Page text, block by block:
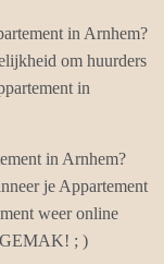
in Arnhem?
om huurders
in
in Arnhem?
je Appartement
weer online
GEMAK! ; )